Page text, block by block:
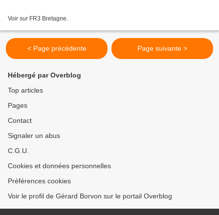
Voir sur FR3 Bretagne.
< Page précédente Page suivante >
Hébergé par Overblog
Top articles
Pages
Contact
Signaler un abus
C.G.U.
Cookies et données personnelles
Préférences cookies
Voir le profil de Gérard Borvon sur le portail Overblog